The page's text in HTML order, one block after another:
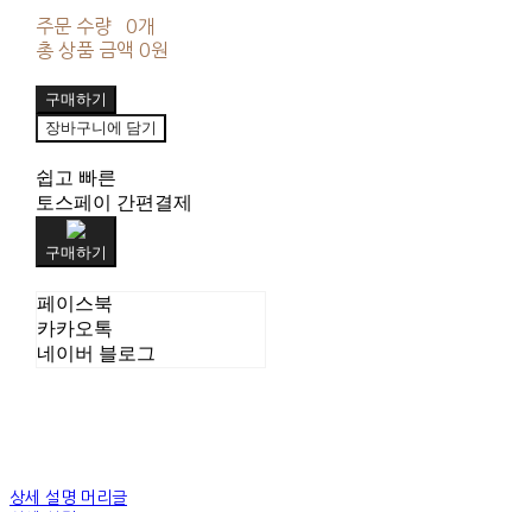
주문 수량
0개
총 상품 금액 0원
구매하기
장바구니에 담기
쉽고 빠른
토스페이 간편결제
구매하기
페이스북
카카오톡
네이버 블로그
상세 설명 머리글